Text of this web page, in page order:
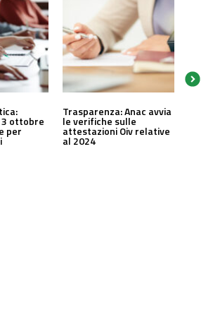
ottobre
per
Trasparenza: Anac avvia
le verifiche sulle
attestazioni Oiv relative
al 2024